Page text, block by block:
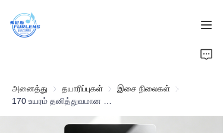
அனைத்து தயாரிப்புகள் தயாரிப்புகள்
இசை நிலைகள் இசை நிலைகள்
தயாரிப்புகள்
எங்களைப் பற்றி